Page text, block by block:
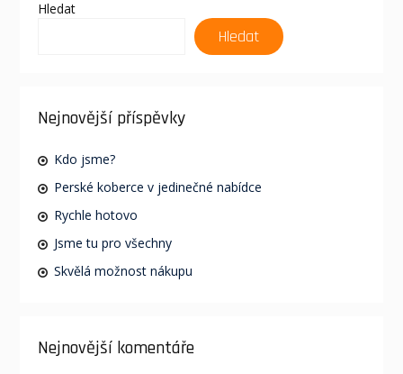
Hledat
Hledat
Nejnovější příspěvky
Kdo jsme?
Perské koberce v jedinečné nabídce
Rychle hotovo
Jsme tu pro všechny
Skvělá možnost nákupu
Nejnovější komentáře